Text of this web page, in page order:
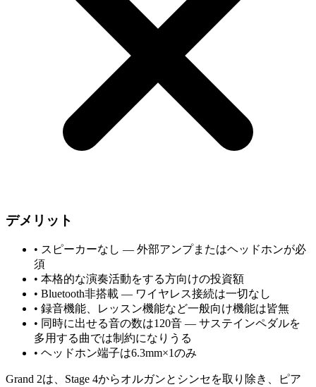
デメリット
• スピーカーなし — 外部アンプまたはヘッドホンが必
須
• 本格的な演奏活動をする方向けの投資額
• Bluetooth非搭載 — ワイヤレス接続は一切なし
• 録音機能、レッスン機能など一般向け機能は皆無
• 同時に出せる音の数は120音 — サステインペダルを
多用する曲では制約になりうる
• ヘッドホン端子は6.3mm×1のみ
Grand 2は、Stage 4からオルガンとシンセを取り除き、ピア